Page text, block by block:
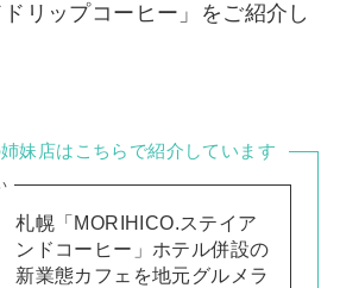
リップコーヒー」をご紹介し
妹店はこちらで紹介しています
札幌「MORIHICO.ステイア
ンドコーヒー」ホテル併設の
新業態カフェを地元グルメラ